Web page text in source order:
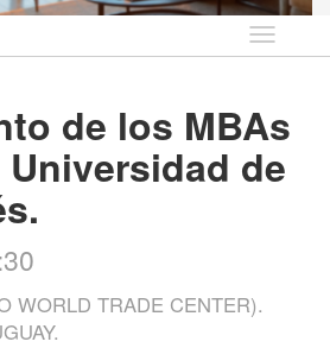
Idioma
de los MBAs
Universidad de
WORLD TRADE CENTER).